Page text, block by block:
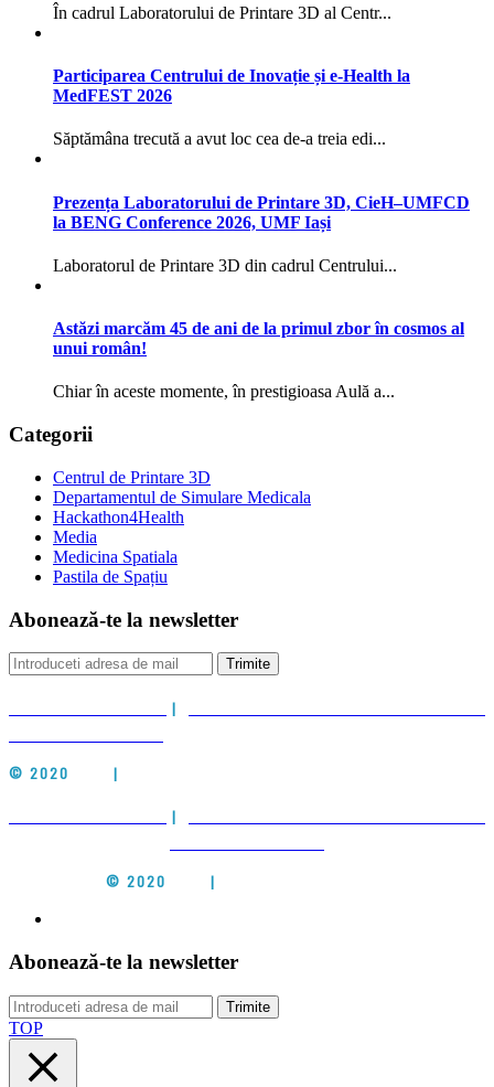
În cadrul Laboratorului de Printare 3D al Centr...
Participarea Centrului de Inovație și e-Health la
MedFEST 2026
Săptămâna trecută a avut loc cea de-a treia edi...
Prezența Laboratorului de Printare 3D, CieH–UMFCD
la BENG Conference 2026, UMF Iași
Laboratorul de Printare 3D din cadrul Centrului...
Astăzi marcăm 45 de ani de la primul zbor în cosmos al
unui român!
Chiar în aceste momente, în prestigioasa Aulă a...
Categorii
Centrul de Printare 3D
Departamentul de Simulare Medicala
Hackathon4Health
Media
Medicina Spatiala
Pastila de Spațiu
Abonează-te la newsletter
Trimite
|
© 2020 |
|
© 2020 |
Abonează-te la newsletter
Trimite
TOP